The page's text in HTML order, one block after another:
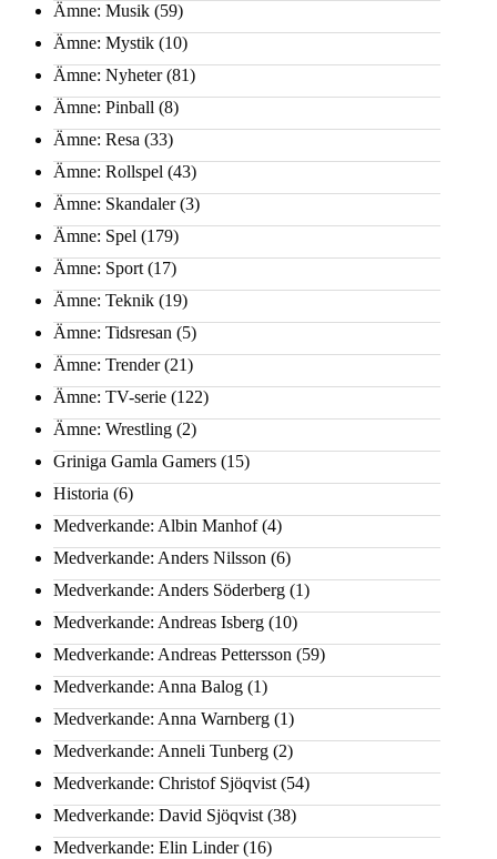
Ämne: Musik (59)
Ämne: Mystik (10)
Ämne: Nyheter(81)
Ämne: Pinball (8)
Ämne: Resa (33)
Ämne: Rollspel (43)
Ämne: Skandaler(3)
Ämne: Spel (179)
Ämne: Sport (17)
Ämne: Teknik (19)
Ämne: Tidsresan (5)
Ämne: Trender(21)
Ämne: TV-serie (122)
Ämne: Wrestling (2)
Griniga Gamla Gamers (15)
Historia (6)
Medverkande: Albin Manhof(4)
Medverkande: Anders Nilsson (6)
Medverkande: Anders Söderberg (1)
Medverkande: Andreas Isberg (10)
Medverkande: Andreas Pettersson (59)
Medverkande: Anna Balog (1)
Medverkande: Anna Warnberg (1)
Medverkande: Anneli Tunberg (2)
Medverkande: Christof Sjöqvist (54)
Medverkande: David Sjöqvist (38)
Medverkande: Elin Linder(16)